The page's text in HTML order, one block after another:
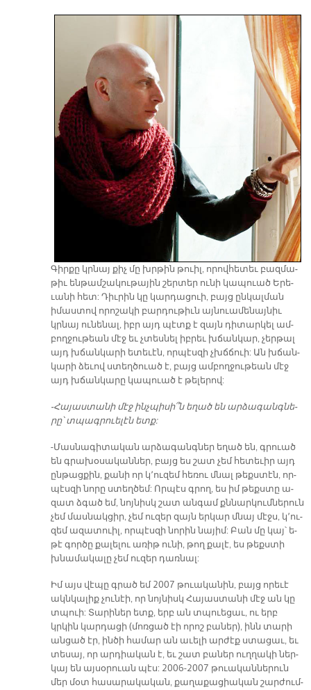
Գիր­քը կրնայ քիչ մը խրթին թուիլ, ո­րով­հե­տեւ բազ­մա­
թիւ են­թամ­շա­կու­թա­յին շեր­տեր ու­նի կա­պուած Ե­րե­
ւա­նի հետ: Դիւ­րին կը կար­դա­ցուի, բայց ըն­կալ­ման
իմաս­տով ո­րո­շա­կի բար­դու­թիւն այ­նուա­մե­նայ­նիւ
կրնայ ու­նե­նալ, իբր այդ պէտք է զայն դի­տար­կել ամ­
բող­ջու­թեան մէջ եւ չտես­նել իբ­րեւ խճան­կար, չեր­թալ
այդ խճան­կա­րի ե­տե­ւէն, որ­պէս­զի չխճճուի: Ան խճան­
կա­րի ձե­ւով ստեղ­ծուած է, բայց ամ­բող­ջու­թեան մէջ
այդ խճան­կա­րը կա­պուած է թե­լե­րով:
-Հա­յաս­տա­նի մէջ ինչ­պի­սի՞ն ե­ղած են ար­ձա­գանգ­նե­
րը՝ տպագ­րուե­լէն ետք:
-Մաս­նա­գի­տա­կան ար­ձա­գանգներ ե­ղած են, գրուած
են գրա­խօ­սա­կան­ներ, բայց ես շատ չեմ հե­տե­ւիր այդ
ըն­թաց­քին, քա­նի որ կ՚ու­զեմ հե­ռու մնալ թեքս­տէն, որ­
պէս­զի նո­րը ստեղ­ծեմ: Որ­պէս գրող, ես իմ թեքստը ա­
զատ ձգած եմ, նոյ­նիսկ շատ ան­գամ քննար­կում­նե­րուն
չեմ մաս­նակ­ցիր, չեմ ու­զեր զայն եր­կար մնայ մէջս, կ՚ու­
զեմ ա­զա­տուիլ, որպէսզի նո­րին նա­յիմ: Բան մը կայ՝ ե­
թէ գոր­ծը քա­լե­լու ա­ռիթ ու­նի, թող քա­լէ, ես թեքս­տի
խնա­մա­կա­լը չեմ ու­զեր դառ­նալ:
Իմ այս վէպը գրած եմ 2007 թուականին, բայց որե­ւէ
ակն­կա­լիք չու­նէի, որ նոյ­նիսկ Հա­յաս­տա­նի մէջ ան կը
տպուի: Տա­րի­ներ ետք, երբ ան տպուե­ցաւ, ու երբ
կրկին կար­դա­ցի (մոռ­ցած էի ո­րոշ բա­ներ), ի­նն տա­րի
ան­ցած էր, ին­ծի հա­մար ան ա­ւե­լի ար­ժէք ստա­ցաւ, եւ
տե­սայ, որ ար­դիա­կան է, եւ շատ բա­ներ ուղ­ղա­կի ներ­
կայ են այ­սօ­րուան պէս: 2006-2007 թուա­կան­նե­րուն
մեր մօտ հա­սա­րա­կա­կան, քա­ղա­քա­ցիա­կան շար­ժում­